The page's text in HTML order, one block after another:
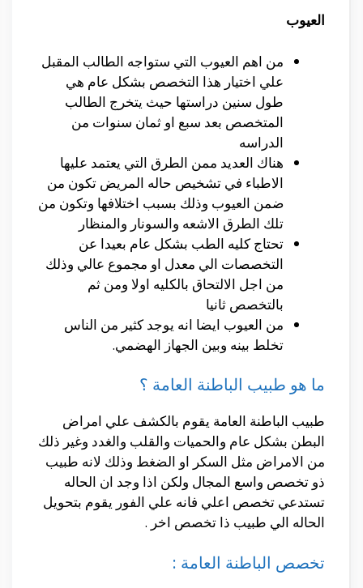
العيوب
من اهم العيوب التي ستواجه الطالب المقبل
علي اختيار هذا التخصص بشكل عام هي
طول سنين دراستها حيث يتخرج الطالب
المتخصص بعد سبع او ثمان سنوات من
الدراسه
هناك العديد ممن الطرق التي يعتمد عليها
الاطباء في تشخيص حاله المريض تكون من
ضمن العيوب وذلك بسبب اختلافها وتكون من
تلك الطرق الاشعه والسونار والمنظار
تحتاج كليه الطب بشكل عام بعيدا عن
التخصصات الي معدل او مجموع عالي وذلك
من اجل الالتحاق بالكليه اولا ومن ثم
بالتخصص ثانيا
من العيوب ايضا انه يوجد كثير من الناس
تخلط بينه وبين الجهاز الهضمي.
ما هو طبيب الباطنة العامة ؟
طبيب الباطنة العامة يقوم بالكشف علي امراض
البطن بشكل عام والحميات والقلب والغدد وغير ذلك
من الامراض مثل السكر او الضغط وذلك لانه طبيب
ذو تخصص واسع المجال ولكن اذا وجد ان الحاله
تستدعي تخصص اعلي فانه علي الفور يقوم بتحويل
الحاله الي طبيب ذا تخصص اخر .
تخصص الباطنة العامة :